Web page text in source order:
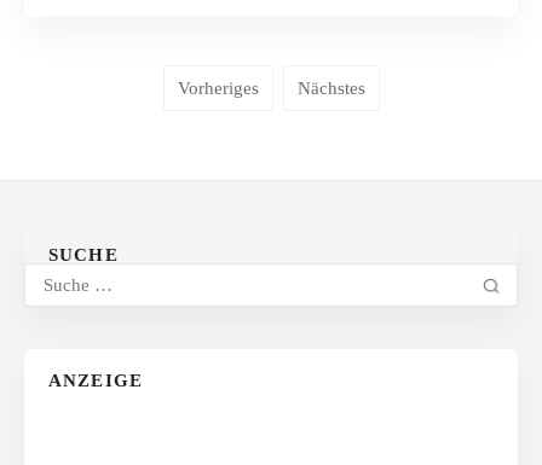
Vorheriges Nächstes
SUCHE
ANZEIGE